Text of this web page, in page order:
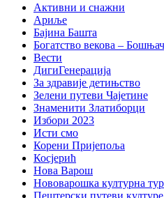
Активни и снажни
Ариље
Бајина Башта
Богатство векова –
Вести
ДигиГенерација
За здравије детињство
Зелени путеви Чајетине
Знаменити Златиборци
Избори 2023
Исти смо
Корени Пријепоља
Косјерић
Нова Варош
Нововарошка културна
Пештерски путеви